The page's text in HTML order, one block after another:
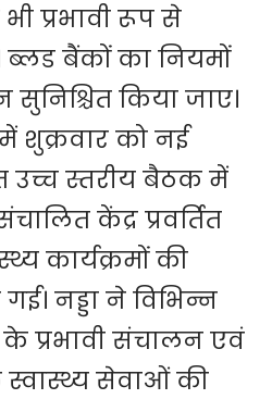
प्रभावी रूप से
ब्लड बैंकों का नियमों
किया जाए।
में शुक्रवार को नई
उच्च स्तरीय बैठक में
केंद्र प्रवर्तित
कार्यक्रमों की
नड्डा ने विभिन्न
के प्रभावी संचालन एवं
सेवाओं की